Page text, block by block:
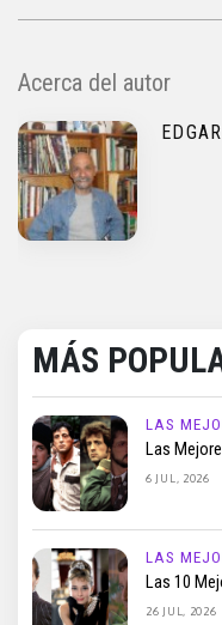
Acerca del autor
MÁS
LAS
Las
6 JUL, 2026
LAS
Las 10
26 JUL, 2026